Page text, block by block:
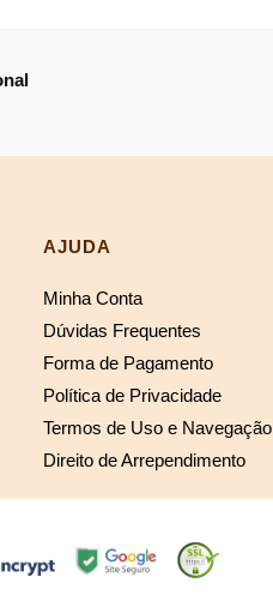
AJUDA
Minha Conta
Dúvidas Frequentes
Forma de Pagamento
Política de Privacidade
Termos de Uso e Navegação
Direito de Arrependimento